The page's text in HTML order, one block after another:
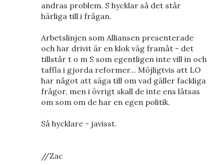
andras problem. S hycklar så det står
härliga till i frågan.
Arbetslinjen som Alliansen presenterade
och har drivit är en klok väg framåt - det
tillstår t o m S som egentligen inte vill in och
taffla i gjorda reformer... Möjligtvis att LO
har något att säga till om vad gäller fackliga
frågor, men i övrigt skall de inte ens låtsas
om som om de har en egen politik.
Så hycklare - javisst.
//Zac